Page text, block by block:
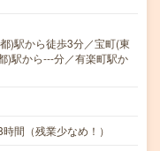
)駅から徒歩3分／宝町(東
)駅から---分／有楽町駅か
間（残業少なめ！）